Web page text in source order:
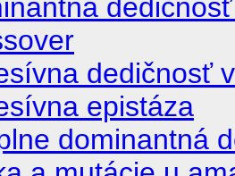
dedičnosť
epistáza
dominantná